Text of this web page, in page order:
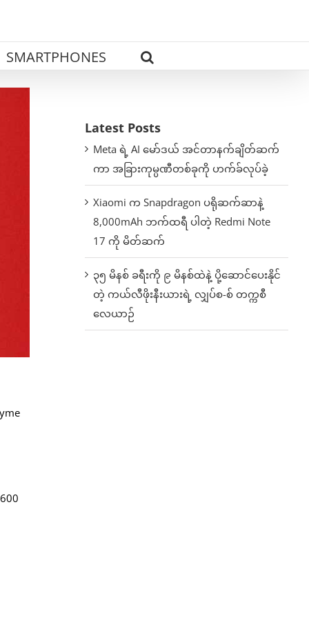
SMARTPHONES
Latest Posts
Meta ရဲ့ AI မော်ဒယ် အင်တာနက်ချိတ်ဆက်
ကာ အခြားကုမ္ပဏီတစ်ခုကို ဟက်ခ်လုပ်ခဲ့
Xiaomi က Snapdragon ပရိုဆက်ဆာနဲ့
8,000mAh ဘက်ထရီ ပါတဲ့ Redmi Note
17 ကို မိတ်ဆက်
၃၅ မိနစ် ခရီးကို ၉ မိနစ်ထဲနဲ့ ပို့ဆောင်ပေးနိုင်
တဲ့ ကယ်လီဖိုးနီးယားရဲ့ လျှပ်စ-စ် တက္ကစီ
လေယာဉ်